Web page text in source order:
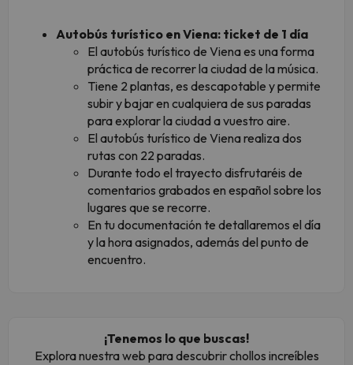
Autobús turístico en Viena: ticket de 1 día
El autobús turístico de Viena es una forma
práctica de recorrer la ciudad de la música.
Tiene 2 plantas, es descapotable y permite
subir y bajar en cualquiera de sus paradas
para explorar la ciudad a vuestro aire.
El autobús turístico de Viena realiza dos
rutas con 22 paradas.
Durante todo el trayecto disfrutaréis de
comentarios grabados en español sobre los
lugares que se recorre.
En tu documentación te detallaremos el día
y la hora asignados, además del punto de
encuentro.
¡Tenemos lo que buscas!
Explora nuestra web para descubrir chollos increíbles